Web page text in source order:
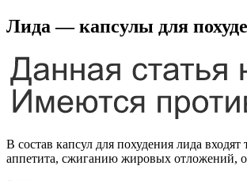
Лида — капсулы для
В состав капсул для похудения лида
аппетита, сжиганию жировых отложений,